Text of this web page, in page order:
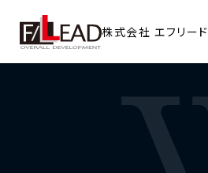
株式会社 エフリード